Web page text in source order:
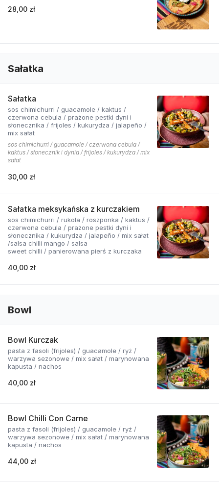
28,00 zł
Sałatka
Sałatka
sos chimichurri / guacamole / kaktus /
czerwona cebula / prażone pestki dyni i
słonecznika / frijoles / kukurydza / jalapeño /
mix sałat
sos chimichurri / guacamole / czerwona cebula /
kaktus / słonecznik i dynia / frijoles / kukurydza / mix
sałat
30,00 zł
Sałatka meksykańska z kurczakiem
sos chimichurri / rukola / roszponka / kaktus /
czerwona cebula / prażone pestki dyni i
słonecznika / kukurydza / jalapeño / mix sałat
/salsa chilli mango / salsa
sweet chilli / panierowana pierś z kurczaka
40,00 zł
Bowl
Bowl Kurczak
pasta z fasoli (frijoles) / guacamole / ryż /
warzywa sezonowe / mix sałat / marynowana
kapusta / nachos
40,00 zł
Bowl Chilli Con Carne
pasta z fasoli (frijoles) / guacamole / ryż /
warzywa sezonowe / mix sałat / marynowana
kapusta / nachos
44,00 zł